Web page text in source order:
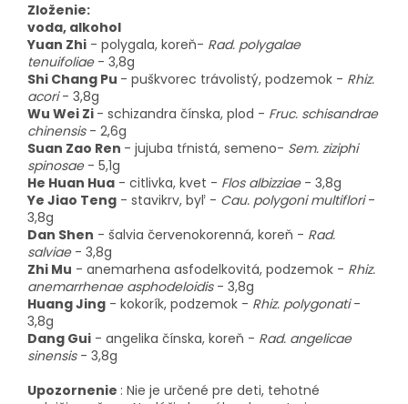
Zloženie:
voda, alkohol
Yuan Zhi - polygala, koreň- Rad. polygalae
tenuifoliae - 3,8g
Shi Chang Pu - puškvorec trávolistý, podzemok - Rhiz.
acori- 3,8g
Wu Wei Zi - schizandra čínska, plod - Fruc. schisandrae
chinensis - 2,6g
Suan Zao Ren - jujuba tŕnistá, semeno- Sem. ziziphi
spinosae - 5,1g
He Huan Hua - citlivka, kvet - Flos albizziae - 3,8g
Ye Jiao Teng - stavikrv, byľ - Cau. polygoni multiflori-
3,8g
Dan Shen - šalvia červenokorenná, koreň - Rad.
salviae - 3,8g
Zhi Mu - anemarhena asfodelkovitá, podzemok - Rhiz.
anemarrhenae asphodeloidis - 3,8g
Huang Jing - kokorík, podzemok - Rhiz. polygonati -
3,8g
Dang Gui - angelika čínska, koreň - Rad. angelicae
sinensis - 3,8g
Upozornenie : Nie je určené pre deti, tehotné